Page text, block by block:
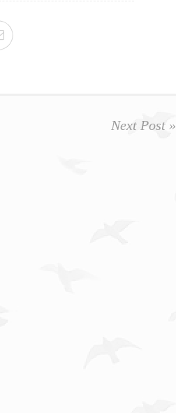
Next Post »